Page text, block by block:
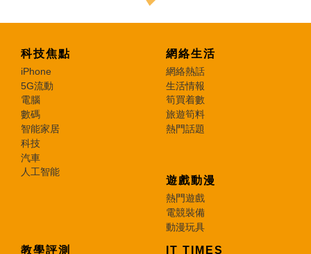
科技焦點
iPhone
5G流動
電腦
數碼
智能家居
科技
汽車
人工智能
網絡生活
網絡熱話
生活情報
筍買着數
旅遊筍料
熱門話題
遊戲動漫
熱門遊戲
電競裝備
動漫玩具
教學評測 IT TIMES